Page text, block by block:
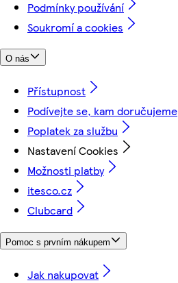
Podmínky používání
Soukromí a cookies
O nás
Přístupnost
Podívejte se, kam doručujeme
Poplatek za službu
Nastavení Cookies
Možnosti platby
itesco.cz
Clubcard
Pomoc s prvním nákupem
Jak nakupovat